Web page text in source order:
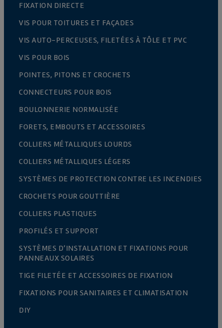
FIXATION DIRECTE
VIS POUR TOITURES ET FAÇADES
VIS AUTO-PERCEUSES, FILETÉES À TÔLE ET PVC
VIS POUR BOIS
POINTES, PITONS ET CROCHETS
CONNECTEURS POUR BOIS
BOULONNERIE NORMALISÉE
FORETS, EMBOUTS ET ACCESSOIRES
COLLIERS MÉTALLIQUES LOURDS
COLLIERS MÉTALLIQUES LÉGERS
SYSTÈMES DE PROTECTION CONTRE LES INCENDIES
CROCHETS POUR GOUTTIÈRE
COLLIERS PLASTIQUES
PROFILÉS ET SUPPORT
SYSTÈMES D’INSTALLATION ET FIXATIONS POUR
PANNEAUX SOLAIRES
TIGE FILETÉE ET ACCESSOIRES DE FIXATION
FIXATIONS POUR SANITAIRES ET CLIMATISATION
DIY